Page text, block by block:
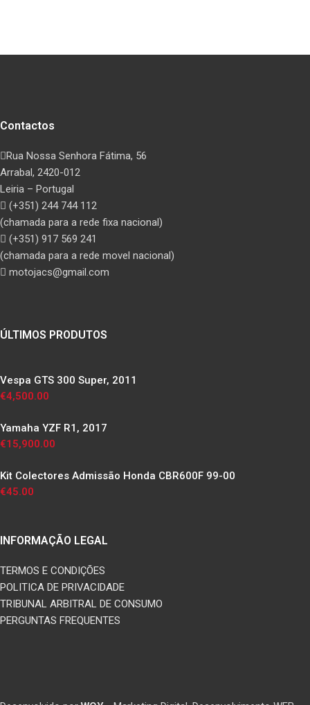
Contactos
Rua Nossa Senhora Fátima, 56
Arrabal, 2420-012
Leiria – Portugal
(+351) 244 744 112
(chamada para a rede fixa nacional)
(+351) 917 569 241
(chamada para a rede movel nacional)
motojacs@gmail.com
ÚLTIMOS PRODUTOS
Vespa GTS 300 Super, 2011
€4,500.00
Yamaha YZF R1, 2017
€15,900.00
Kit Colectores Admissão Honda CBR600F 99-00
€45.00
INFORMAÇÃO LEGAL
TERMOS E CONDIÇÕES
POLITICA DE PRIVACIDADE
TRIBUNAL ARBITRAL DE CONSUMO
PERGUNTAS FREQUENTES